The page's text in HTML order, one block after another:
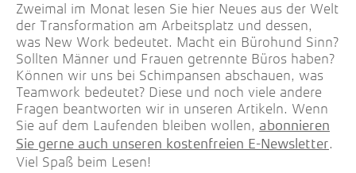
Zweimal im Monat lesen Sie hier Neues aus der Welt
der Transformation am Arbeitsplatz und dessen,
was New Work bedeutet. Macht ein Bürohund Sinn?
Sollten Männer und Frauen getrennte Büros haben?
Können wir uns bei Schimpansen abschauen, was
Teamwork bedeutet? Diese und noch viele andere
Fragen beantworten wir in unseren Artikeln. Wenn
Sie auf dem Laufenden bleiben wollen, abonnieren
Sie gerne auch unseren kostenfreien E-Newsletter.
Viel Spaß beim Lesen!